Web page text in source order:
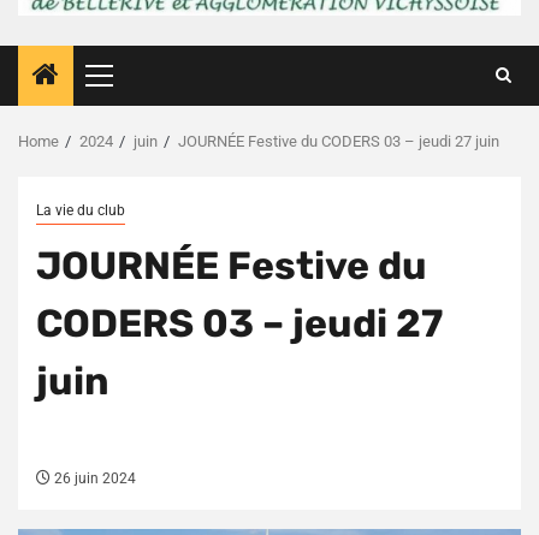
Primary
Menu
Home 2024 juin JOURNÉE Festive du CODERS 03 – jeudi 27 juin
La vie du club
JOURNÉE Festive du
CODERS 03 – jeudi 27
juin
26 juin 2024